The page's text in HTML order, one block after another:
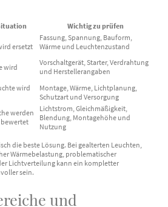
Wichtig zu prüfen
ersetzt
Fassung, Spannung, Bauform,
Wärme und Leuchtenzustand
wird
Vorschaltgerät, Starter, Verdrahtung
und Herstellerangaben
wird
Montage, Wärme, Lichtplanung,
Schutzart und Versorgung
werden
Lichtstrom, Gleichmäßigkeit,
Blendung, Montagehöhe und
Nutzung
die beste Lösung. Bei gealterten Leuchten,
Wärmebelastung, problematischer
Lichtverteilung kann ein kompletter
sein.
und